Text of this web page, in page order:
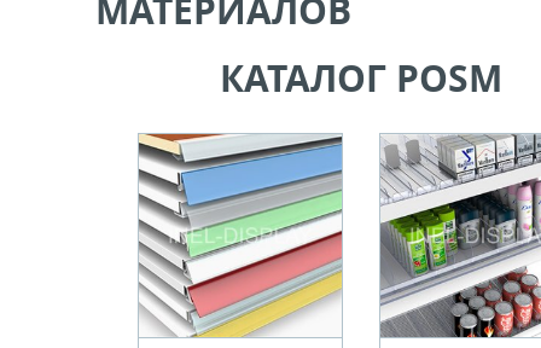
рамки и аксессуары
напольные, подвесные, на полку
покупателей
МАТЕРИАЛОВ
КАТАЛОГ POSM